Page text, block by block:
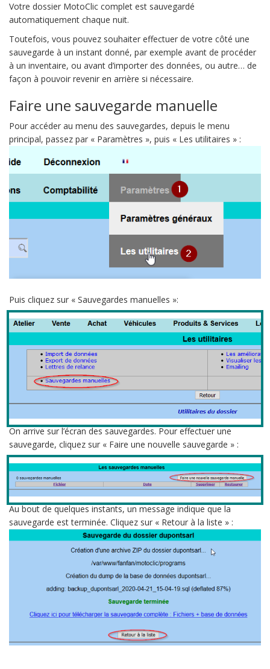
Votre dossier MotoClic complet est sauvegardé
automatiquement chaque nuit.
Toutefois, vous pouvez souhaiter effectuer de votre côté une
sauvegarde à un instant donné, par exemple avant de procéder
à un inventaire, ou avant d’importer des données, ou autre… de
façon à pouvoir revenir en arrière si nécessaire.
Faire une sauvegarde manuelle
Pour accéder au menu des sauvegardes, depuis le menu
principal, passez par « Paramètres », puis « Les utilitaires » :
Puis cliquez sur « Sauvegardes manuelles »:
On arrive sur l’écran des sauvegardes. Pour effectuer une
sauvegarde, cliquez sur « Faire une nouvelle sauvegarde » :
Au bout de quelques instants, un message indique que la
sauvegarde est terminée. Cliquez sur « Retour à la liste » :